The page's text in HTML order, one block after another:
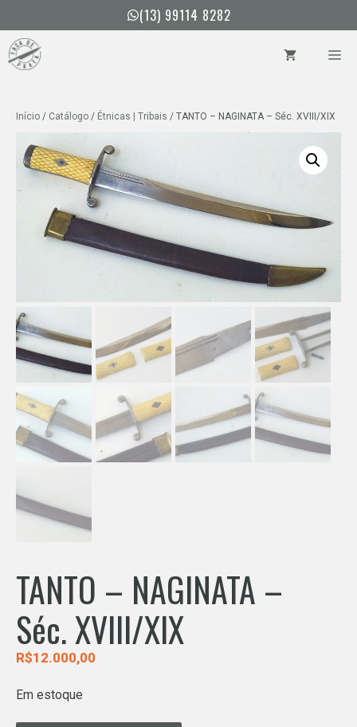
para
conteúdo
(13) 99114 8282
Início / Catálogo / Étnicas | Tribais / TANTO – NAGINATA – Séc. XVIII/XIX
TANTO – NAGINATA –
Séc. XVIII/XIX
R$12.000,00
Em estoque